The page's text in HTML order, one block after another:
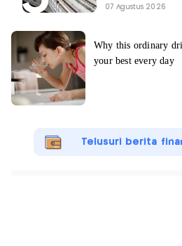
07 Agustus 2026
Telusuri berita